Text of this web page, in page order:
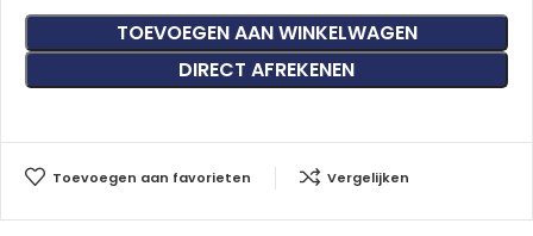
TOEVOEGEN AAN WINKELWAGEN
DIRECT AFREKENEN
Toevoegen aan favorieten Vergelijken